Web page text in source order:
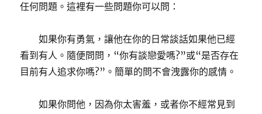
任何問題。這裡有一些問題你可以問：
如果你有勇氣，讓他在你的日常談話如果他已經
看到有人。隨便問問，“你有談戀愛嗎?”或“是否存在
目前有人追求你嗎?”。簡單的問不會洩露你的感情。
如果你問他，因為你太害羞，或者你不經常見到